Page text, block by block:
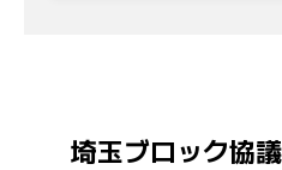
埼玉ブロック協